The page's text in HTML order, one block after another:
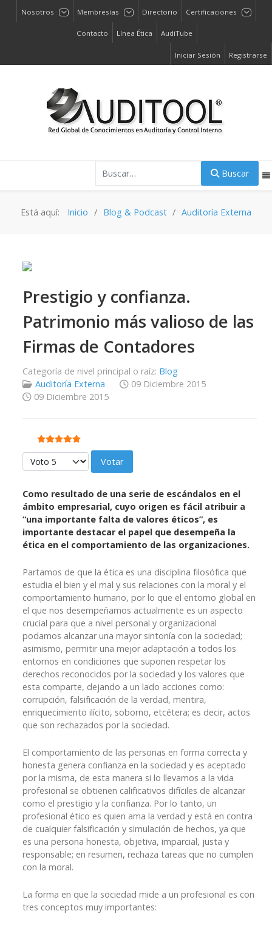
Nosotros Membresías Directorio Certificaciones
Contacto Línea Ética AudiTube
Iniciar Sesión Registrarse
Buscar
Está aquí: Inicio Blog & Podcast Auditoría Externa
Prestigio y confianza.
Patrimonio más valioso de las
Firmas de Contadores
Categoría de nivel principal o raíz: Blog
Auditoría Externa
09 Diciembre 2015
09 Diciembre 2015
Ratio:5/5
Por favor, vote
Como resultado de una serie de escándalos en el
ámbito empresarial, cuyo origen es fácil atribuir a
“una importante falta de valores éticos”, es
importante destacar el papel que desempeña la
ética en el comportamiento de las organizaciones.
Partamos de que la ética es una disciplina filosófica que
estudia el bien y el mal y sus relaciones con la moral y el
comportamiento humano, por lo que el entorno global en
el que nos desempeñamos actualmente es un aspecto
crucial para que a nivel personal y organizacional
podamos alcanzar una mayor sintonía con la sociedad;
asimismo, permitir una mejor adaptación a todos los
entornos en condiciones que suponen respetar los
derechos reconocidos por la sociedad y los valores que
esta comparte, dejando a un lado acciones como:
corrupción, falsificación de la verdad, mentira,
enriquecimiento ilícito, soborno, etcétera; es decir, actos
que son rechazados por la sociedad.
El comportamiento de las personas en forma correcta y
honesta genera confianza en la sociedad y es aceptado
por la misma, de esta manera si lo llevamos a la vida
profesional se obtienen calificativos difíciles de alcanzar
como el prestigio y la confianza. Por lo tanto, un
profesional ético es quien ama la verdad y está en contra
de cualquier falsificación y simulación de hechos, ya que
es una persona honesta, objetiva, imparcial, justa y
responsable; en resumen, rechaza tareas que no cumplen
con la moral.
La forma en que la sociedad mide a un profesional es con
tres conceptos muy importantes: